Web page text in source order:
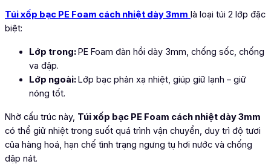
Túi xốp bạc PE Foam cách nhiệt dày 3mm là loại túi 2 lớp đặc
biệt:
Lớp trong:PE Foam đàn hồi dày 3mm, chống sốc, chống
va đập.
Lớp ngoài:Lớp bạc phản xạ nhiệt, giúp giữ lạnh – giữ
nóng tốt.
Nhờ cấu trúc này, Túi xốp bạc PE Foam cách nhiệt dày 3mm
có thể giữ nhiệt trong suốt quá trình vận chuyển, duy trì độ tươi
của hàng hoá, hạn chế tình trạng ngưng tụ hơi nước và chống
dập nát.